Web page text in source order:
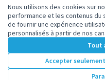
Nous utilisons des cookies sur
performance et les contenus
de fournir une expérience
personnalisés à partir de nos
Tout
Accepter
Conditions d'utilisation
Paramètres des cookies
participez.nanterre.fr sur X
(Lien externe)
participez.nanterre.fr sur
participez.nanterre.fr
(Lien externe)
(Lien externe)